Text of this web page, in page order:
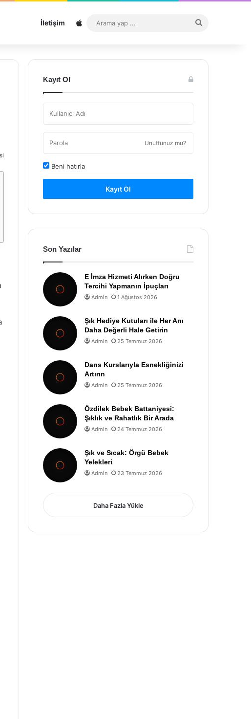
İletişim Sitemap
...
Kayıt Ol
Unuttunuz mu?
Beni hatırla
Kayıt Ol
Son Yazılar
E İmza Hizmeti Alırken Doğru
Tercihi Yapmanın İpuçları
Admin 1 Ağustos 2026
Şık Hediye Kutuları ile Her Anı
Daha Değerli Hale Getirin
Admin 25 Temmuz 2026
Dans Kurslarıyla Esnekliğinizi
Artırın
Admin 25 Temmuz 2026
Özdilek Bebek Battaniyesi:
Şıklık ve Rahatlık Bir Arada
Admin 24 Temmuz 2026
Şık ve Sıcak: Örgü Bebek
Yelekleri
Admin 23 Temmuz 2026
Daha Fazla Yükle